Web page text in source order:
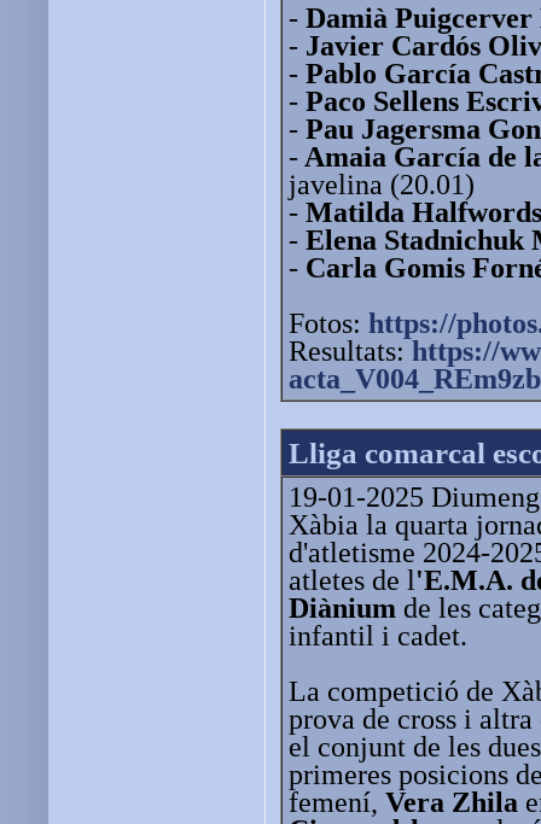
- Damià Puigcerver
- Javier Cardós
- Pablo García
- Paco Sellens
- Pau Jagersma
- Amaia García de
javelina (20.01)
- Matilda
- Elena Stadnichuk
- Carla Gomis
Fotos: https://
Resultats: https://
Lliga comarcal
19-01-2025
Xàbia la quarta
d'atletisme 2024-
atletes de l'E.M.A.
Diànium de les
infantil i cadet.
La competició de
prova de cross i
el conjunt de les
primeres posicions
femení, Vera Zhila